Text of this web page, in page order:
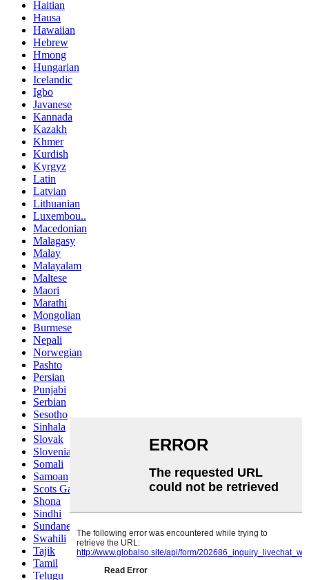
Haitian
Hausa
Hawaiian
Hebrew
Hmong
Hungarian
Icelandic
Igbo
Javanese
Kannada
Kazakh
Khmer
Kurdish
Kyrgyz
Latin
Latvian
Lithuanian
Luxembou..
Macedonian
Malagasy
Malay
Malayalam
Maltese
Maori
Marathi
Mongolian
Burmese
Nepali
Norwegian
Pashto
Persian
Punjabi
Serbian
Sesotho
Sinhala
Slovak
Slovenian
Somali
Samoan
Scots Gaelic
Shona
Sindhi
Sundanese
Swahili
Tajik
Tamil
Telugu